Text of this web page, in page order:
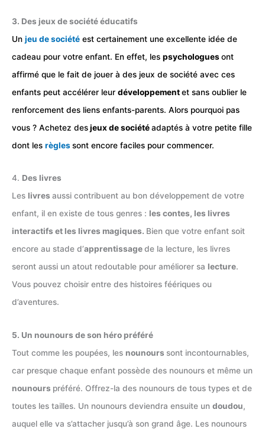
3. Des jeux de société éducatifs
Un jeu de société est certainement une excellente idée de
cadeau pour votre enfant. En effet, les psychologuesont
affirmé que le fait de jouer à des jeux de société avec ces
enfants peut accélérer leur développementet sans oublier le
renforcement des liens enfants-parents. Alors pourquoi pas
vous ? Achetez desjeux de sociétéadaptés à votre petite fille
dont les règlessont encore faciles pour commencer.
4. Des livres
Les livres aussi contribuent au bon développement de votre
enfant, il en existe de tous genres : les contes, les livres
interactifs et les livres magiques. Bien que votre enfant soit
encore au stade d’apprentissagede la lecture, les livres
seront aussi un atout redoutable pour améliorer sa lecture.
Vous pouvez choisir entre des histoires féériques ou
d’aventures.
5. Un nounours de son héro préféré
Tout comme les poupées, les nounours sont incontournables,
car presque chaque enfant possède des nounours et même un
nounours préféré. Offrez-la des nounours de tous types et de
toutes les tailles. Un nounours deviendra ensuite un doudou,
auquel elle va s’attacher jusqu’à son grand âge. Les nounours